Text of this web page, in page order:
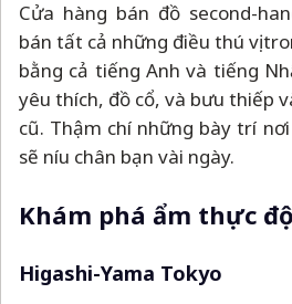
Cửa hàng bán đồ second-
bán tất cả những điều thú vị
bằng cả tiếng Anh và tiếng
yêu thích, đồ cổ, và bưu thiếp
cũ. Thậm chí những bày trí
sẽ níu chân bạn vài ngày.
Khám phá ẩm thực
Higashi-Yama Tokyo